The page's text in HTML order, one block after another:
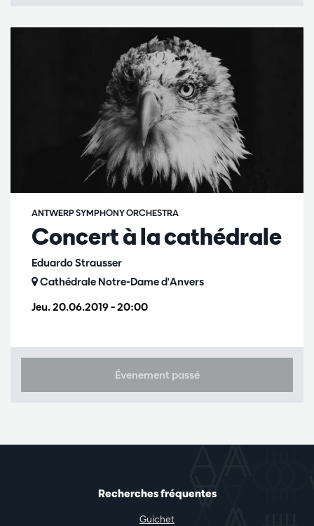
Concert à la cathédrale
Eduardo Strausser
ANTWERP SYMPHONY ORCHESTRA
Jeu. 20.06.2019– 20:00
Cathédrale Notre-Dame d'Anvers
Évenement passé
Recherches fréquentes
Guichet